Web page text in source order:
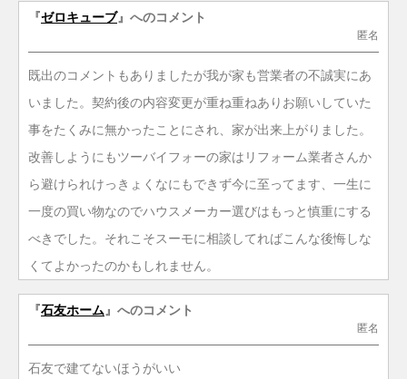
『ゼロキューブ』へのコメント
匿名
既出のコメントもありましたが我が家も営業者の不誠実にあ
いました。契約後の内容変更が重ね重ねありお願いしていた
事をたくみに無かったことにされ、家が出来上がりました。
改善しようにもツーバイフォーの家はリフォーム業者さんか
ら避けられけっきょくなにもできず今に至ってます、一生に
一度の買い物なのでハウスメーカー選びはもっと慎重にする
べきでした。それこそスーモに相談してればこんな後悔しな
くてよかったのかもしれません。
『石友ホーム 』へのコメント
匿名
石友で建てないほうがいい